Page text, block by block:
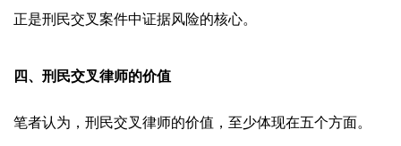
正是刑民交叉案件中证据风险的核心。
四、刑民交叉律师的价值
笔者认为，刑民交叉律师的价值，至少体现在五个方面。